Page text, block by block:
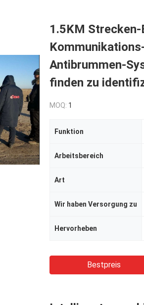
1.5KM
Antibrummen-
finden zu
MOQ: 1
Funktion
Arbeitsbereich
Art
Wir haben Versorgung zu
Hervorheben
Bestpreis